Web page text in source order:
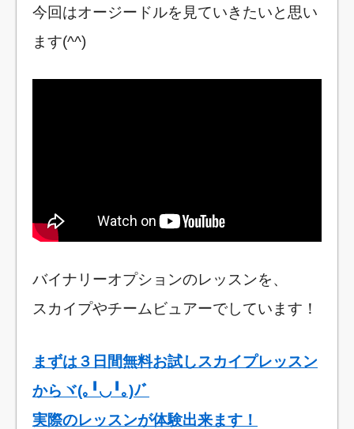
今回はオージードルを見ていきたいと思い
ます(^^)
バイナリーオプションのレッスンを、
スカイプやチームビュアーでしています！
まずは３日間無料お試しスカイプレッスン
からヾ(｡╹◡╹｡)ﾉﾞ
実際のレッスンが体験出来ます！